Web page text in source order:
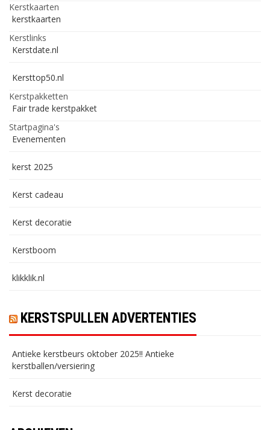
Kerstkaarten
kerstkaarten
Kerstlinks
Kerstdate.nl
Kersttop50.nl
Kerstpakketten
Fair trade kerstpakket
Startpagina's
Evenementen
kerst 2025
Kerst cadeau
Kerst decoratie
Kerstboom
klikklik.nl
KERSTSPULLEN ADVERTENTIES
Antieke kerstbeurs oktober 2025!! Antieke
kerstballen/versiering
Kerst decoratie